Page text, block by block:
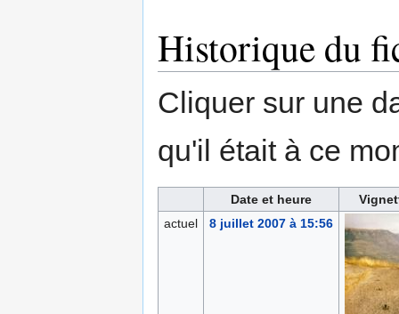
Historique du
Cliquer sur une
qu'il était à ce
Date et heure
actuel
8 juillet 2007 à 15:56